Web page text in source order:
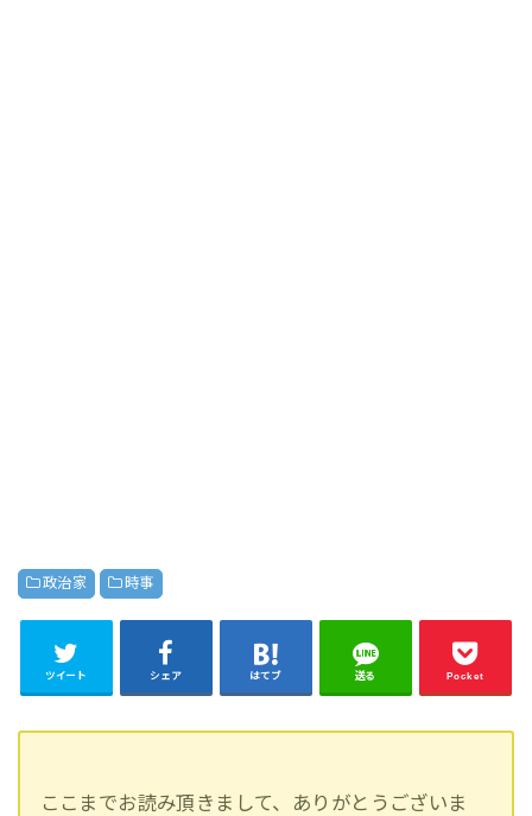
政治家 時事
ツイート シェア はてブ 送る Pocket
ここまでお読み頂きまして、ありがとうございま